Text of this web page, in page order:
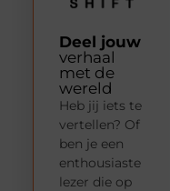
Deel jouw
verhaal
met de
wereld
Heb jij iets te
vertellen? Of
ben je een
enthousiaste
lezer die op